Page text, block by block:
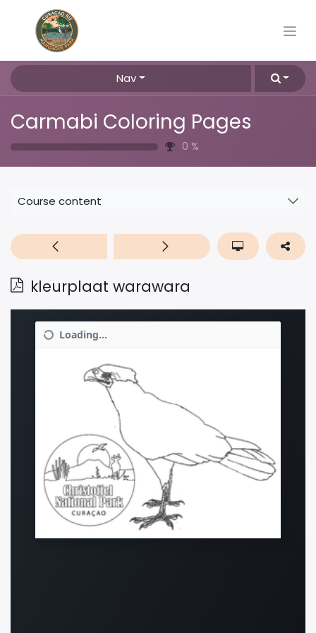
Nav
Carmabi Coloring Pages
0 %
Course content
kleurplaat warawara